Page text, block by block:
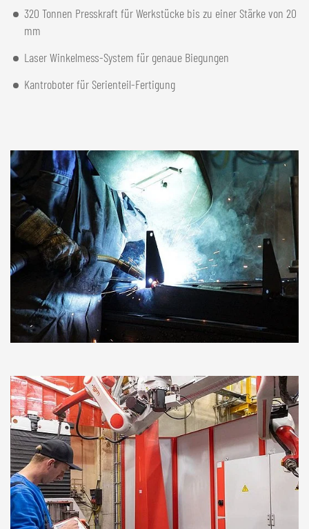
320 Tonnen Presskraft für Werkstücke bis zu einer Stärke von 20
mm
Laser Winkelmess-System für genaue Biegungen
Kantroboter für Serienteil-Fertigung